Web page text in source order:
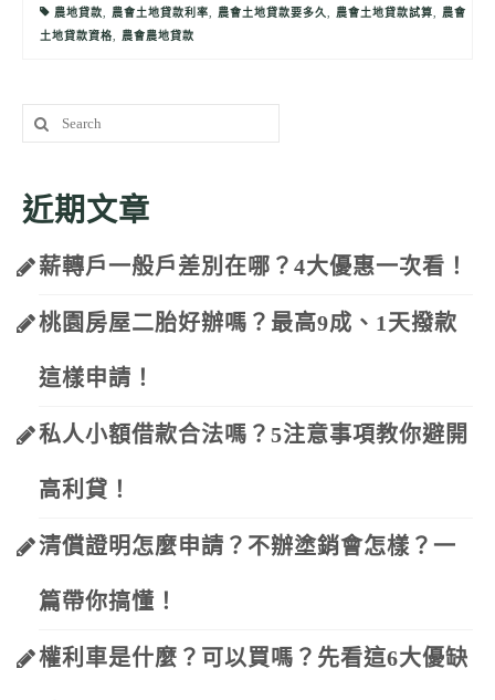
農地貸款, 農會土地貸款利率, 農會土地貸款要多久, 農會土地貸款試算, 農會
土地貸款資格, 農會農地貸款
Search
for:
近期文章
薪轉戶一般戶差別在哪？4大優惠一次看！
桃園房屋二胎好辦嗎？最高9成、1天撥款
這樣申請！
私人小額借款合法嗎？5注意事項教你避開
高利貸！
清償證明怎麼申請？不辦塗銷會怎樣？一
篇帶你搞懂！
權利車是什麼？可以買嗎？先看這6大優缺